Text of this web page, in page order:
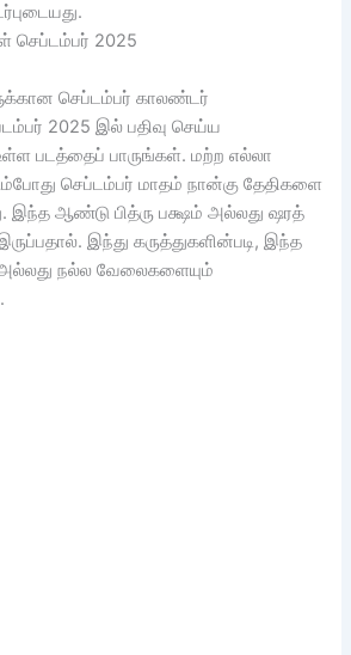
செப்டம்பர் 2025
செப்டம்பர் காலண்டர்
2025 இல் பதிவு செய்ய
படத்தைப் பாருங்கள். மற்ற எல்லா
செப்டம்பர் மாதம் நான்கு தேதிகளை
இந்த ஆண்டு பித்ரு பக்ஷம் அல்லது ஷரத்
இந்து கருத்துகளின்படி, இந்த
அல்லது நல்ல வேலைகளையும்